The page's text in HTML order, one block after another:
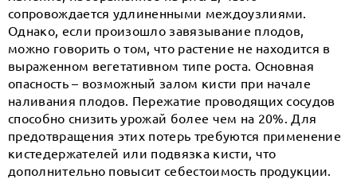
сопровождается удлиненными междоузлиями.
Однако, если произошло завязывание плодов,
можно говорить о том, что растение не находится в
выраженном вегетативном типе роста. Основная
опасность – возможный залом кисти при начале
наливания плодов. Пережатие проводящих сосудов
способно снизить урожай более чем на 20%. Для
предотвращения этих потерь требуются применение
кистедержателей или подвязка кисти, что
дополнительно повысит себестоимость продукции.